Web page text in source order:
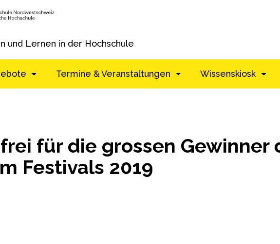
und Lernen in der Hochschule
Termine & Veranstaltungen Wissenskiosk
für die grossen Gewinner
Festivals 2019